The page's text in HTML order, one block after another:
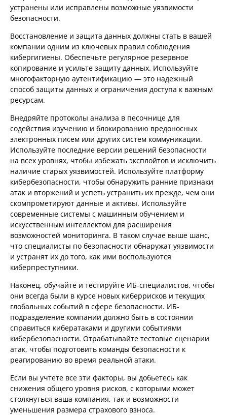
устранены или исправлены возможные уязвимости
безопасности.
Восстановление и защита данных должны стать в вашей
компании одним из ключевых правил соблюдения
кибергигиены. Обеспечьте регулярное резервное
копирование и усильте защиту данных. Используйте
многофакторную аутентификацию — это надежный
способ защиты данных и ограничения доступа к важным
ресурсам.
Внедряйте протоколы анализа в песочнице для
содействия изучению и блокированию вредоносных
электронных писем или других систем коммуникации.
Используйте последние версии решений безопасности
на всех уровнях, чтобы избежать эксплойтов и исключить
наличие старых уязвимостей. Используйте платформу
кибербезопасности, чтобы обнаружить ранние признаки
атак и вторжений и успеть устранить их прежде, чем они
скомпрометируют данные и активы. Используйте
современные системы с машинным обучением и
искусственным интеллектом для расширения
возможностей мониторинга. В таком случае выше шанс,
что специалисты по безопасности обнаружат уязвимости
и устранят их до того, как ими воспользуются
киберпреступники.
Наконец, обучайте и тестируйте ИБ-специалистов, чтобы
они всегда были в курсе новых киберрисков и текущих
глобальных событий в сфере безопасности. ИБ-
подразделение компании должно быть в состоянии
справиться кибератаками и другими событиями
кибербезопасности. Отрабатывайте тестовые сценарии
атак, чтобы подготовить команды безопасности к
реагированию во время реальной атаки.
Если вы учтете все эти факторы, вы добьетесь как
снижения общего уровня рисков, с которыми может
столкнуться ваша компания, так и возможности
уменьшения размера страхового взноса.